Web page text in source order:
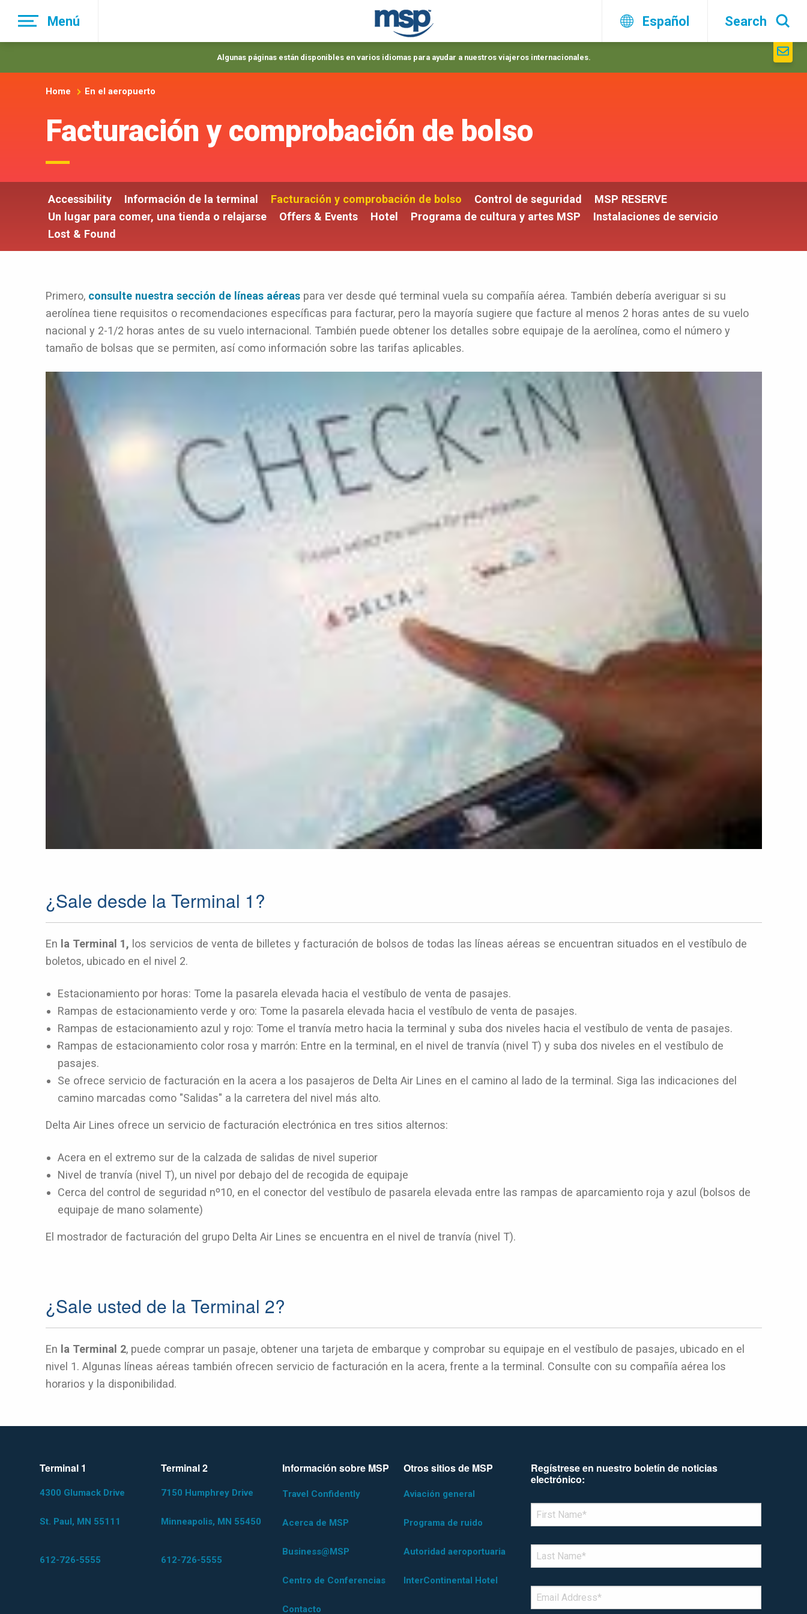
main
Menú Español Search
Algunas páginas están disponibles en varios idiomas para ayudar a nuestros viajeros internacionales.
Home En el aeropuerto
Facturación y comprobación de bolso
Accessibility Información de la terminal Facturación y comprobación de bolso Control de seguridad
MSP RESERVE
Un lugar para comer, una tienda o relajarse
Offers & Events Hotel Programa de cultura y artes MSP
Instalaciones de servicio
Lost & Found
Primero, consulte nuestra sección de líneas aéreaspara ver desde qué terminal vuela su compañía aérea. También debería averiguar si su
aerolínea tiene requisitos o recomendaciones específicas para facturar, pero la mayoría sugiere que facture al menos 2 horas antes de su vuelo
nacional y 2-1/2 horas antes de su vuelo internacional. También puede obtener los detalles sobre equipaje de la aerolínea, como el número y
tamaño de bolsas que se permiten, así como información sobre las tarifas aplicables.
¿Sale desde la Terminal 1?
En la Terminal 1, los servicios de venta de billetes y facturación de bolsos de todas las líneas aéreas se encuentran situados en el vestíbulo de
boletos, ubicado en el nivel 2.
Estacionamiento por horas: Tome la pasarela elevada hacia el vestíbulo de venta de pasajes.
Rampas de estacionamiento verde y oro: Tome la pasarela elevada hacia el vestíbulo de venta de pasajes.
Rampas de estacionamiento azul y rojo: Tome el tranvía metro hacia la terminal y suba dos niveles hacia el vestíbulo de venta de pasajes.
Rampas de estacionamiento color rosa y marrón: Entre en la terminal, en el nivel de tranvía (nivel T) y suba dos niveles en el vestíbulo de
pasajes.
Se ofrece servicio de facturación en la acera a los pasajeros de Delta Air Lines en el camino al lado de la terminal. Siga las indicaciones del
camino marcadas como "Salidas" a la carretera del nivel más alto.
Delta Air Lines ofrece un servicio de facturación electrónica en tres sitios alternos:
Acera en el extremo sur de la calzada de salidas de nivel superior
Nivel de tranvía (nivel T), un nivel por debajo del de recogida de equipaje
Cerca del control de seguridad nº10, en el conector del vestíbulo de pasarela elevada entre las rampas de aparcamiento roja y azul (bolsos de
equipaje de mano solamente)
El mostrador de facturación del grupo Delta Air Lines se encuentra en el nivel de tranvía (nivel T).
¿Sale usted de la Terminal 2?
En la Terminal 2, puede comprar un pasaje, obtener una tarjeta de embarque y comprobar su equipaje en el vestíbulo de pasajes, ubicado en el
nivel 1. Algunas líneas aéreas también ofrecen servicio de facturación en la acera, frente a la terminal. Consulte con su compañía aérea los
horarios y la disponibilidad.
Terminal 1
4300 Glumack Drive
St. Paul, MN 55111
612-726-5555
Terminal 2
7150 Humphrey Drive
Minneapolis, MN 55450
612-726-5555
Información sobre MSP
Travel Confidently
Acerca de MSP
Business@MSP
Centro de Conferencias
Contacto
Otros sitios de MSP
Aviación general
Programa de ruido
Autoridad aeroportuaria
InterContinental Hotel
Regístrese en nuestro boletín de noticias
electrónico:
*Denotes required field
FIRST NAME
LAST NAME*
EMAIL *